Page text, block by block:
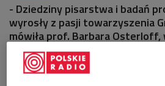
- Dziedziny pisarstwa i badań
wyrosły z pasji towarzyszenia
mówiła prof. Barbara Osterloff,
zmarłego 1 stycznia br.
teatru, teatrologa,
dyrektora Instytutu